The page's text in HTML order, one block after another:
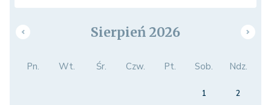
Sierpień 2026
Pn. Wt. Śr. Czw. Pt. Sob. Ndz.
1
2